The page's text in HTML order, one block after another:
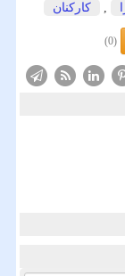
, كاركنان
(0)